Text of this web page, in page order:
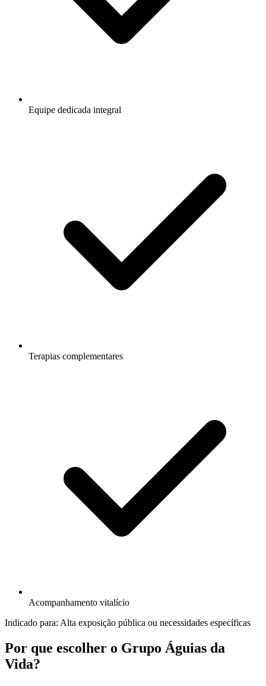
Equipe dedicada integral
Terapias complementares
Acompanhamento vitalício
Indicado para: Alta exposição pública ou necessidades específicas
Por que escolher o Grupo Águias da
Vida?